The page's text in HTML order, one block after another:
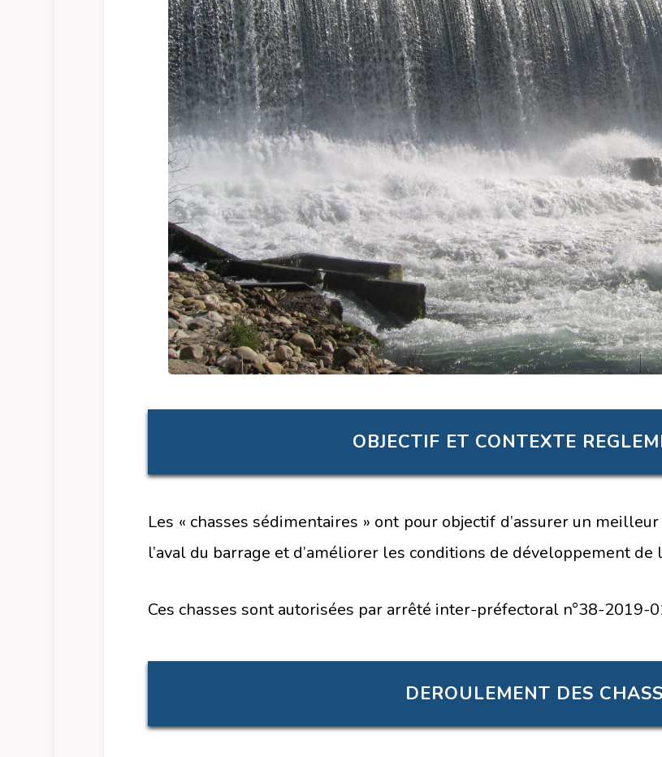
OBJECTIF ET CONTEXTE
Les « chasses sédimentaires » ont pour objectif d’assurer un
l’aval du barrage et d’améliorer les conditions de développement
Ces chasses sont autorisées par arrêté inter-préfectoral n°38-
DEROULEMENT DES